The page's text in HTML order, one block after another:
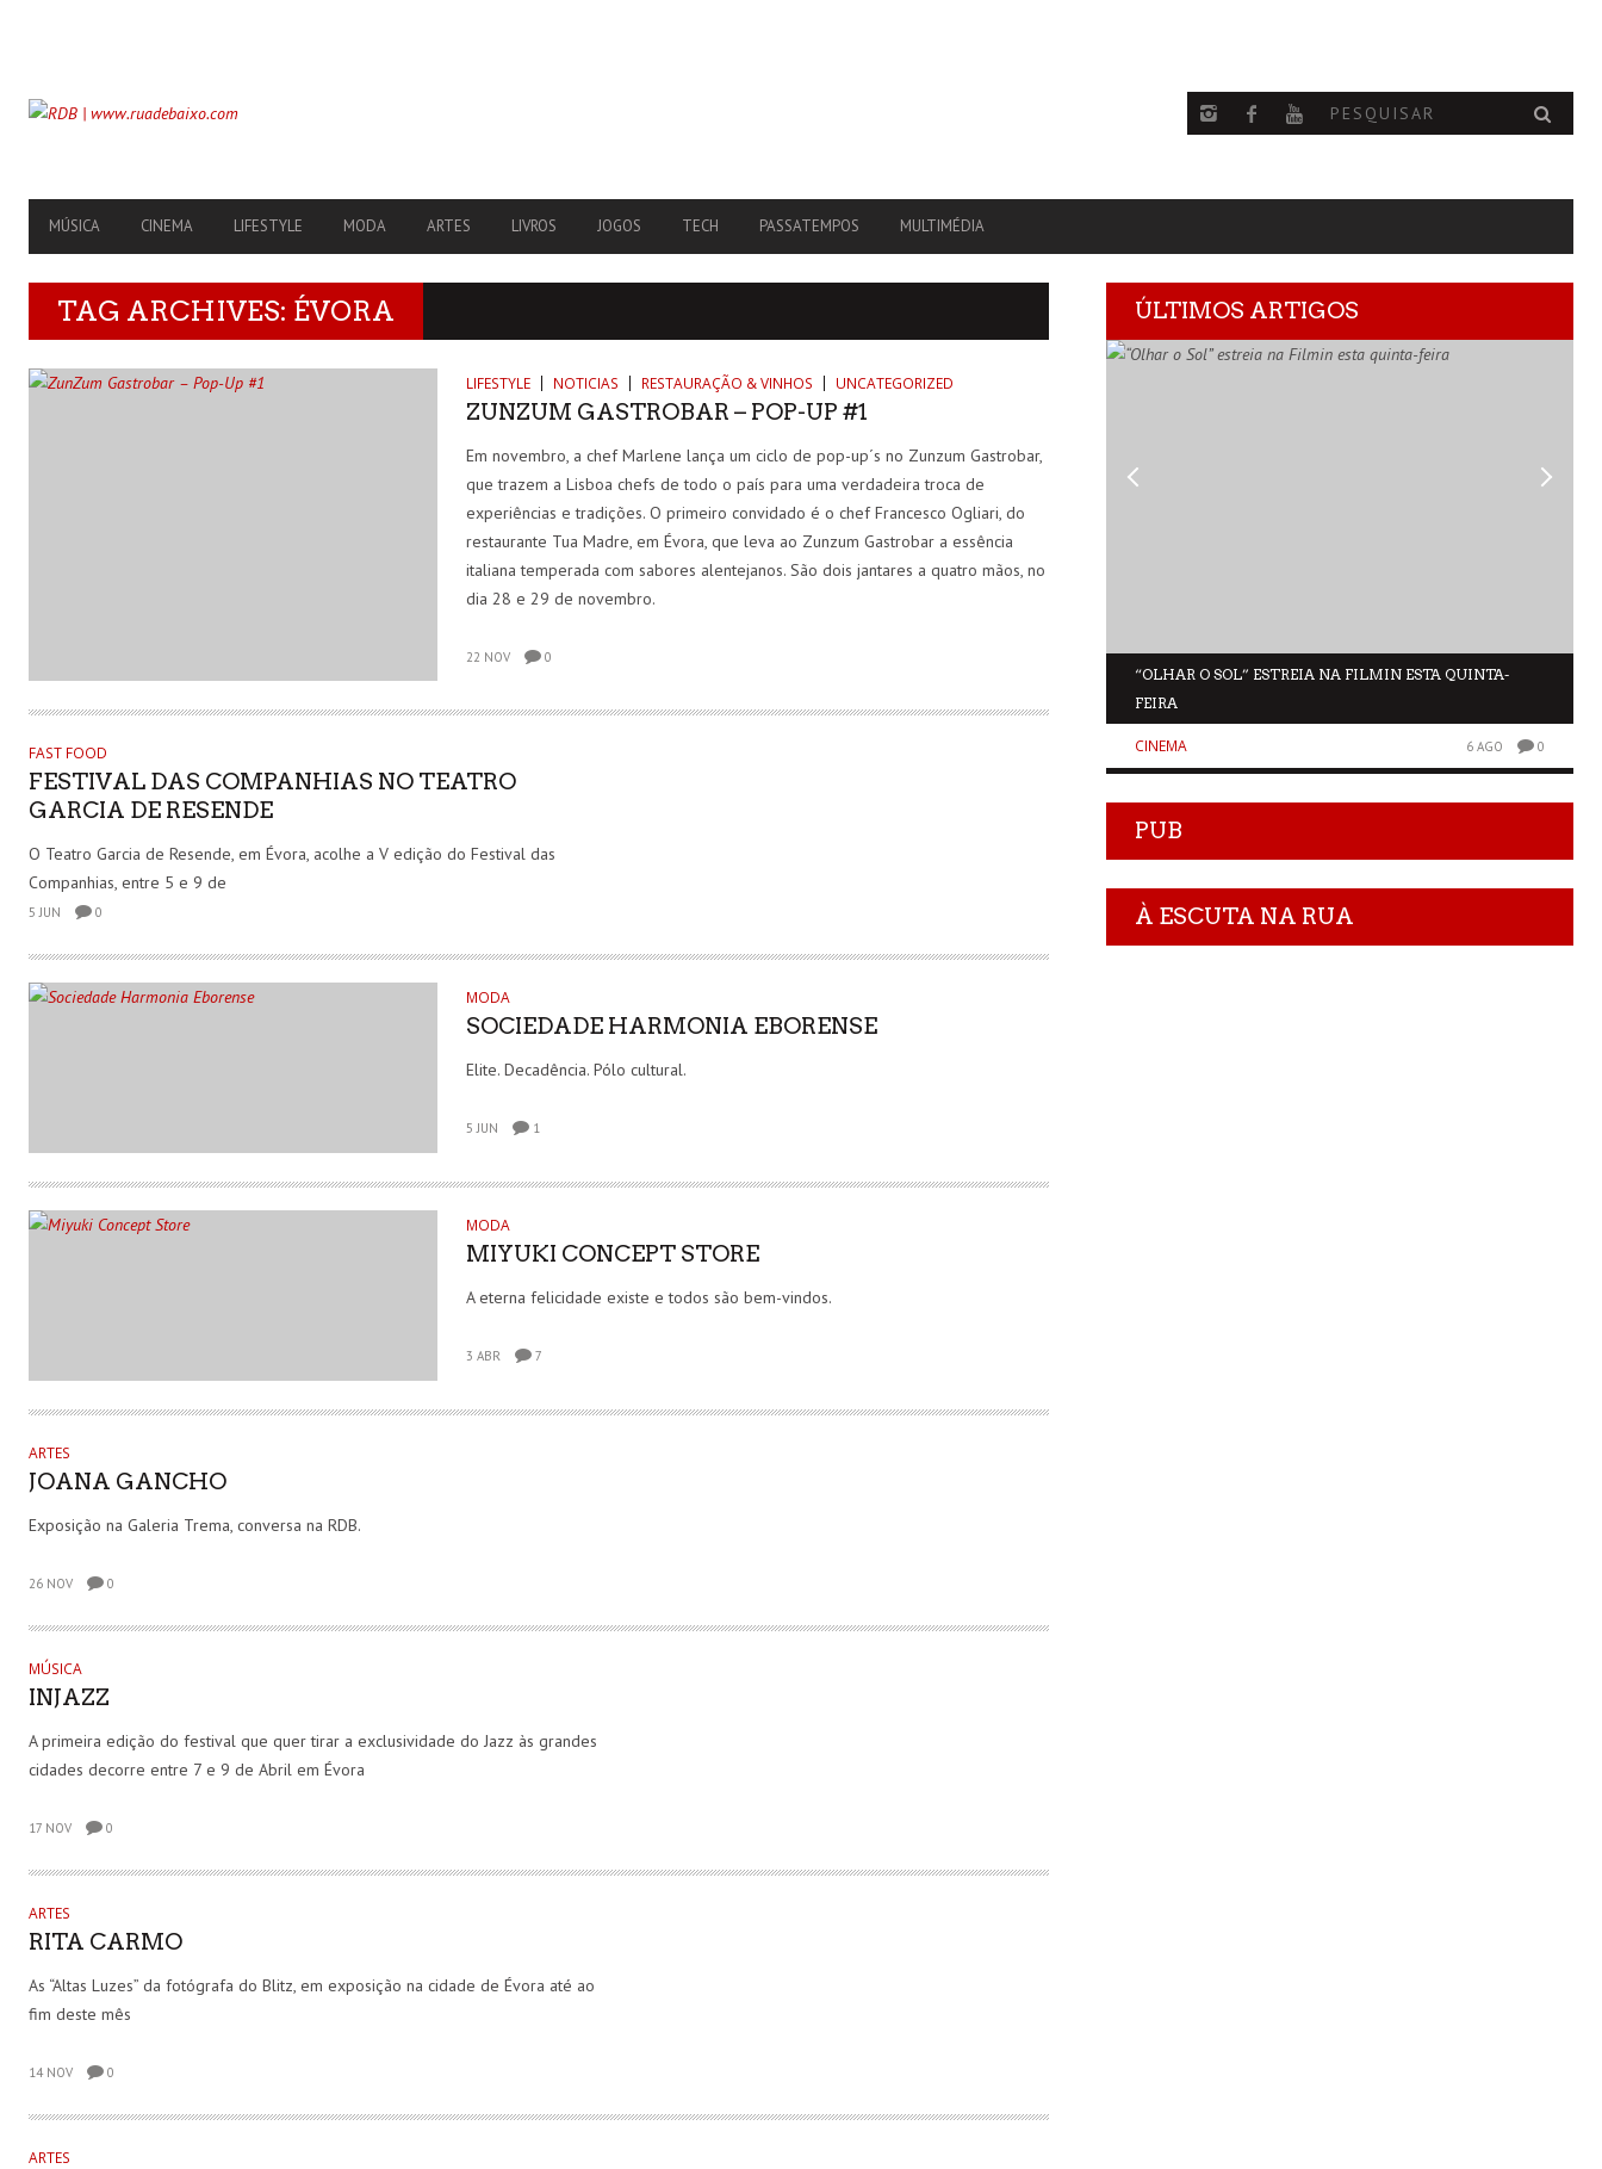
PRIMARY
NAVIGATION
MÚSICA CINEMA LIFESTYLE MODA ARTES LIVROS JOGOS TECH PASSATEMPOS MULTIMÉDIA
TAG ARCHIVES: ÉVORA
LIFESTYLE NOTICIAS RESTAURAÇÃO & VINHOS UNCATEGORIZED
ZUNZUM GASTROBAR – POP-UP #1
Em novembro, a chef Marlene lança um ciclo de pop-up´s no Zunzum Gastrobar,
que trazem a Lisboa chefs de todo o país para uma verdadeira troca de
experiências e tradições. O primeiro convidado é o chef Francesco Ogliari, do
restaurante Tua Madre, em Évora, que leva ao Zunzum Gastrobar a essência
italiana temperada com sabores alentejanos. São dois jantares a quatro mãos, no
dia 28 e 29 de novembro.
22 NOV 0
FAST FOOD
FESTIVAL DAS COMPANHIAS NO TEATRO
GARCIA DE RESENDE
O Teatro Garcia de Resende, em Évora, acolhe a V edição do Festival das
Companhias, entre 5 e 9 de
5 JUN 0
MODA
SOCIEDADE HARMONIA EBORENSE
Elite. Decadência. Pólo cultural.
5 JUN 1
MODA
MIYUKI CONCEPT STORE
A eterna felicidade existe e todos são bem-vindos.
3 ABR 7
ARTES
JOANA GANCHO
Exposição na Galeria Trema, conversa na RDB.
26 NOV 0
MÚSICA
INJAZZ
A primeira edição do festival que quer tirar a exclusividade do Jazz às grandes
cidades decorre entre 7 e 9 de Abril em Évora
17 NOV 0
ARTES
RITA CARMO
As “Altas Luzes” da fotógrafa do Blitz, em exposição na cidade de Évora até ao
fim deste mês
14 NOV 0
ARTES
ÚLTIMOS ARTIGOS
“OLHAR O SOL” ESTREIA NA FILMIN ESTA QUINTA-
FEIRA
CINEMA 6 AGO 0
PUB
À ESCUTA NA RUA